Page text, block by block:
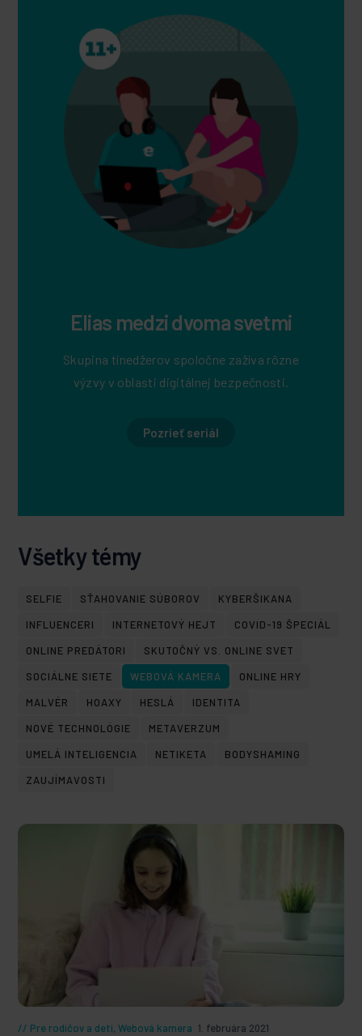
Elias medzi dvoma svetmi
Skupina tínedžerov spoločne zažíva rôzne
výzvy v oblasti digitálnej bezpečnosti.
Pozrieť seriál
Všetky témy
SELFIE SŤAHOVANIE SÚBOROV
KYBERŠIKANA
INFLUENCERI
INTERNETOVÝ HEJT
COVID-19 ŠPECIÁL
ONLINE PREDÁTORI
SKUTOČNÝ VS. ONLINE SVET
SOCIÁLNE SIETE
WEBOVÁ KAMERA
ONLINE HRY
MALVÉR
HOAXY HESLÁ
IDENTITA
NOVÉ TECHNOLÓGIE
METAVERZUM
UMELÁ INTELIGENCIA
NETIKETA
BODYSHAMING
ZAUJÍMAVOSTI
Pre rodičov a deti,Webová kamera 1. februára 2021